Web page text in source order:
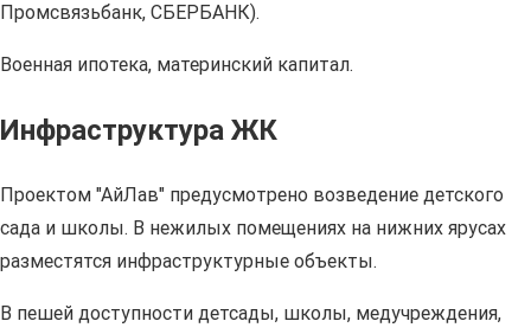
Промсвязьбанк, СБЕРБАНК).
Военная ипотека, материнский капитал.
Инфраструктура ЖК
Проектом "АйЛав" предусмотрено возведение детского
сада и школы. В нежилых помещениях на нижних ярусах
разместятся инфраструктурные объекты.
В пешей доступности детсады, школы, медучреждения,